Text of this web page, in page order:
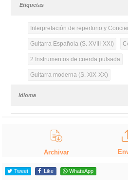
Etiquetas
Interpretación de repertorio y
Guitarra Española (S. XVIII-XXI)
2 Instrumentos de cuerda pulsada
Guitarra moderna (S. XIX-XX)
Idioma
Archivar
Tweet Like WhatsApp